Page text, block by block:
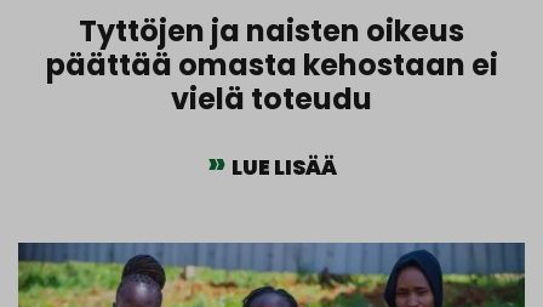
Tyttöjen ja naisten oikeus
päättää omasta kehostaan ei
vielä toteudu
LUE LISÄÄ